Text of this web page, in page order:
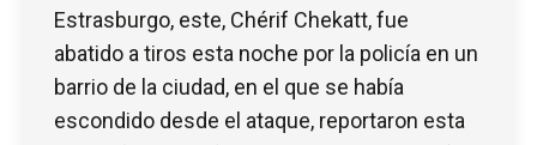
Estrasburgo, este, Chérif Chekatt, fue
abatido a tiros esta noche por la policía en un
barrio de la ciudad, en el que se había
escondido desde el ataque, reportaron esta